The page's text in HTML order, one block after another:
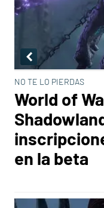
NO TE LO PIERDAS
World of
en la beta